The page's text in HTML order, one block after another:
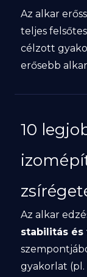
Az alkar
teljes
célzott
erősebb
10
Az alkar
stabilitás
gyakorlat (pl.